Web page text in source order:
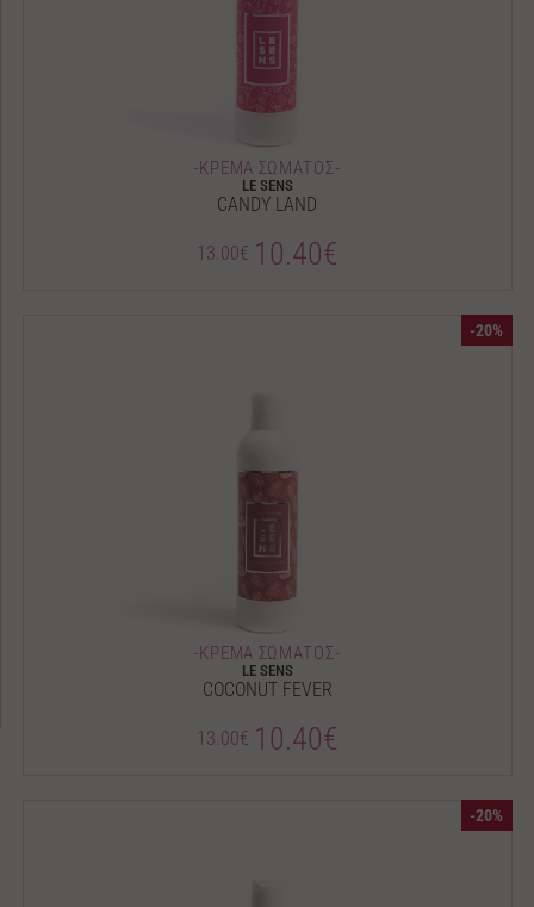
-ΚΡΕΜΑ ΣΩΜΑΤΟΣ-
LE SENS
CANDY LAND
13.00€ 10.40€
-20%
-ΚΡΕΜΑ ΣΩΜΑΤΟΣ-
LE SENS
COCONUT FEVER
13.00€ 10.40€
-20%